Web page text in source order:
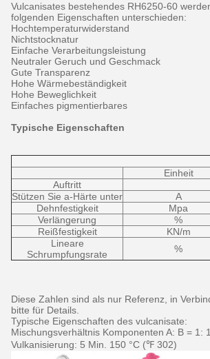
Vulcanisates bestehendes RH6250-60
folgenden Eigenschaften unterschieden:
Hochtemperaturwiderstand
Nichtstocknatur
Einfache Verarbeitungsleistung
Neutraler Geruch und Geschmack
Gute Transparenz
Hohe Wärmebeständigkeit
Hohe Beweglichkeit
Einfaches pigmentierbares
Typische Eigenschaften
Einheit
Auftritt
Stützen Sie a-Härte unter
A
Dehnfestigkeit
Mpa
Verlängerung
%
Reißfestigkeit
KN/m
Lineare
Schrumpfungsrate
%
Diese Zahlen sind als nur Referenz, in
bitte für Details.
Typische Eigenschaften des vulcanisate:
Mischungsverhältnis Komponenten A: B = 1: 1.
Vulkanisierung: 5 Min. 150 °C (℉ 302)